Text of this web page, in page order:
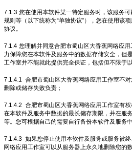
7.1.3 您在使用本软件某一特定服务时，该服务
规则等（以下统称为“单独协议”），您在使用该
协议。
7.1.4 您理解并同意合肥市蜀山区大香蕉网络应
力保障您在本软件及服务中的数据存储安全，但
工作室并不能就此提供完全保证，包括但不限于
7.1.4.1 合肥市蜀山区大香蕉网络应用工作室不
删除或储存失败负责；
7.1.4.2 合肥市蜀山区大香蕉网络应用工作室有
在本软件及服务中数据的最长储存期限，并在服
等。您可根据自己的需要自行备份本软件及服务
7.1.4.3 如果您停止使用本软件及服务或服务被
网络应用工作室可以从服务器上永久地删除您的